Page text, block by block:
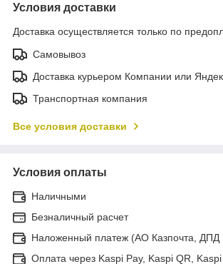
Условия доставки
Доставка осуществляется только по
Самовывоз
Доставка курьером Компании или
Транспортная компания
Все условия доставки
Условия оплаты
Наличными
Безналичный расчет
Наложенный платеж (АО Казпочта, ДПД
Оплата через Kaspi Pay, Kaspi QR,